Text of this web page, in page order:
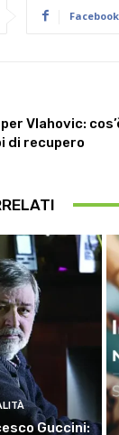
Facebook
Vlahovic:
di recupero
Guccini: